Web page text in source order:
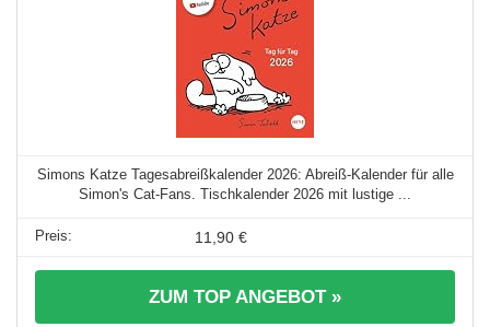
Simons Katze Tagesabreißkalender 2026: Abreiß-Kalender für alle
Simon's Cat-Fans. Tischkalender 2026 mit lustige ...
11,90 €
ZUM TOP ANGEBOT »